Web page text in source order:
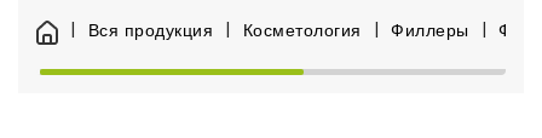
Вся продукция Косметология Филлеры